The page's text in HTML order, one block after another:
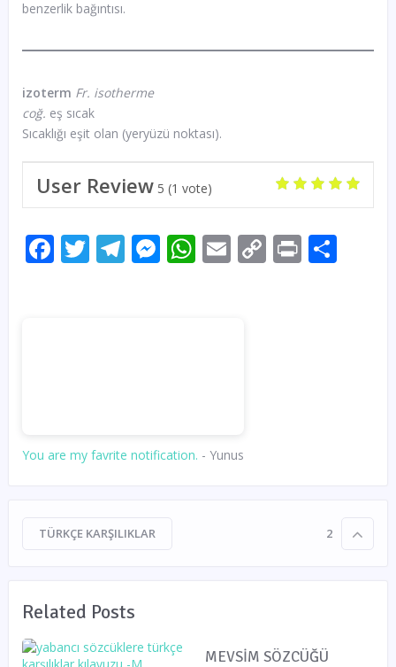
benzerlik bağıntısı.
izoterm Fr. isotherme
coğ. eş sıcak
Sıcaklığı eşit olan (yeryüzü noktası).
User Review 5 (1 vote)
Facebook
Twitter
Telegram
Messenger
WhatsApp
Email
Copy
Print
You are my favrite notification. - Yunus
TÜRKÇE KARŞILIKLAR 2
Related Posts
MEVSİM SÖZCÜĞÜ